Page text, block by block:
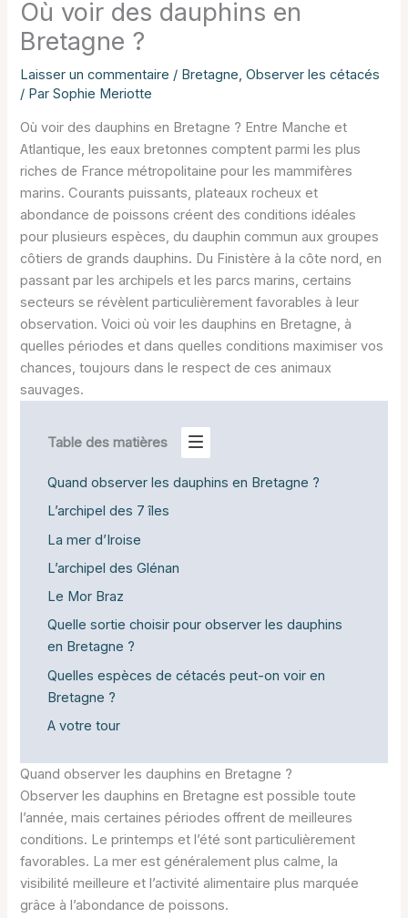
Où voir des dauphins en
Bretagne ?
Laisser un commentaire / Bretagne,Observer les cétacés
/ ParSophie Meriotte
Où voir des dauphins en Bretagne ? Entre Manche et
Atlantique, les eaux bretonnes comptent parmi les plus
riches de France métropolitaine pour les mammifères
marins. Courants puissants, plateaux rocheux et
abondance de poissons créent des conditions idéales
pour plusieurs espèces, du dauphin commun aux groupes
côtiers de grands dauphins. Du Finistère à la côte nord, en
passant par les archipels et les parcs marins, certains
secteurs se révèlent particulièrement favorables à leur
observation. Voici où voir les dauphins en Bretagne, à
quelles périodes et dans quelles conditions maximiser vos
chances, toujours dans le respect de ces animaux
sauvages.
Table des matières
Quand observer les dauphins en Bretagne ?
L’archipel des 7 îles
La mer d’Iroise
L’archipel des Glénan
Le Mor Braz
Quelle sortie choisir pour observer les dauphins
en Bretagne ?
Quelles espèces de cétacés peut-on voir en
Bretagne ?
A votre tour
Quand observer les dauphins en Bretagne ?
Observer les dauphins en Bretagne est possible toute
l’année, mais certaines périodes offrent de meilleures
conditions. Le printemps et l’été sont particulièrement
favorables. La mer est généralement plus calme, la
visibilité meilleure et l’activité alimentaire plus marquée
grâce à l’abondance de poissons.